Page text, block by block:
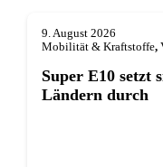
9. August 2026
Mobilität & Kraftstoffe,
Super E10 setzt
Ländern durch